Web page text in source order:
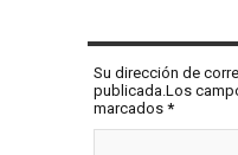
Su dirección de
publicada.Los
marcados *